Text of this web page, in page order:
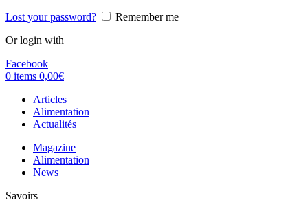
Lost your password?
Remember me
Or login with
Facebook
0 items 0,00€
Articles
Alimentation
Actualités
Magazine
Alimentation
News
Savoirs